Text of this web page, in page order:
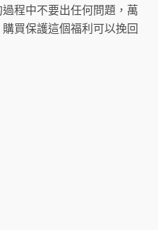
程中不要出任何問題，萬
買保護這個福利可以挽回